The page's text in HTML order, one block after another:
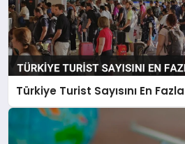
Türkiye Turist Sayısını En